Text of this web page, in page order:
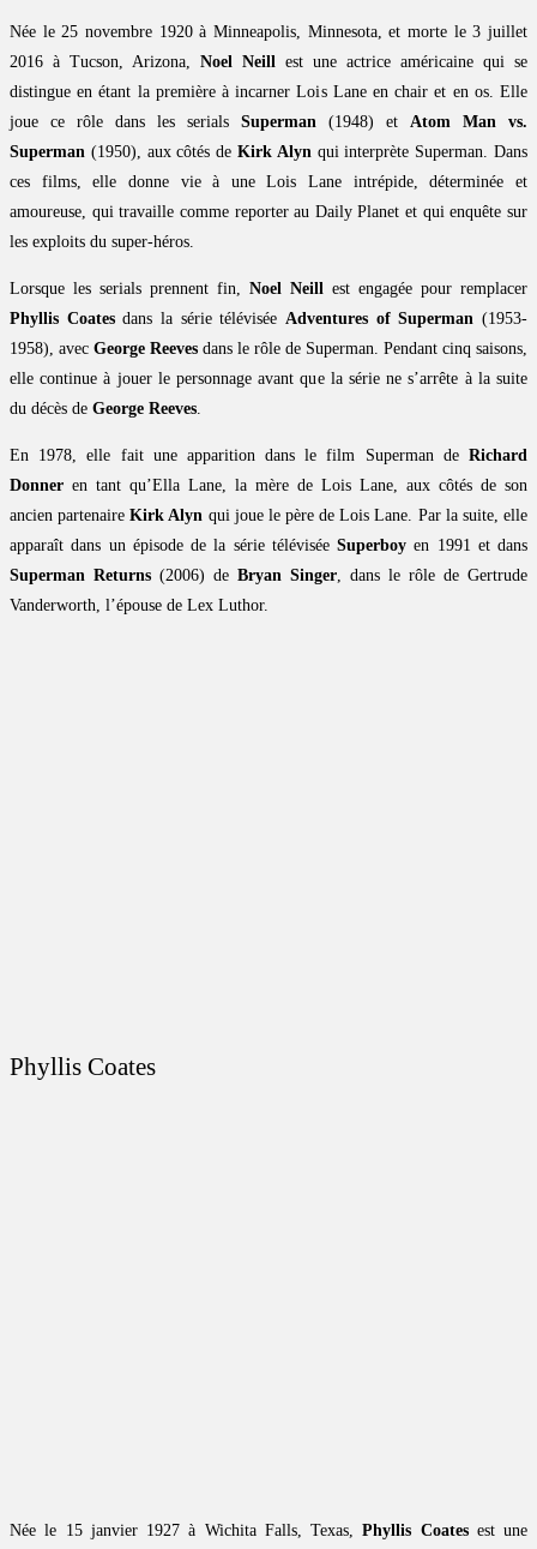
Née le 25 novembre 1920 à Minneapolis, Minnesota, et morte le 3 juillet
2016 à Tucson, Arizona, Noel Neill
est une actrice américaine qui se
distingue en étant la première à incarner Lois Lane en chair et en os. Elle
joue ce rôle dans les serials Superman (1948) et Atom Man vs.
Superman (1950), aux côtés de Kirk Alyn qui interprète Superman. Dans
ces films, elle donne vie à une Lois Lane intrépide, déterminée et
amoureuse, qui travaille comme reporter au Daily Planet et qui enquête sur
les exploits du super-héros.
Lorsque les serials prennent fin, Noel Neill
est engagée pour remplacer
Phyllis Coatesdans la série télévisée Adventures of Superman (1953-
1958), avec George Reeves dans le rôle de Superman. Pendant cinq saisons,
elle continue à jouer le personnage avant que la série ne s’arrête à la suite
du décès de George Reeves
En 1978, elle fait une apparition dans le film Superman de Richard
Donner en tant qu’Ella Lane, la mère de Lois Lane, aux côtés de son
ancien partenaireKirk Alyn qui joue le père de Lois Lane. Par la suite, elle
apparaît dans un épisode de la série télévisée Superboy en 1991 et dans
Superman Returns (2006) de Bryan Singer , dans le rôle de Gertrude
Vanderworth, l’épouse de Lex Luthor.
Phyllis Coates
Née le 15 janvier 1927 à Wichita Falls, Texas,Phyllis Coatesest une